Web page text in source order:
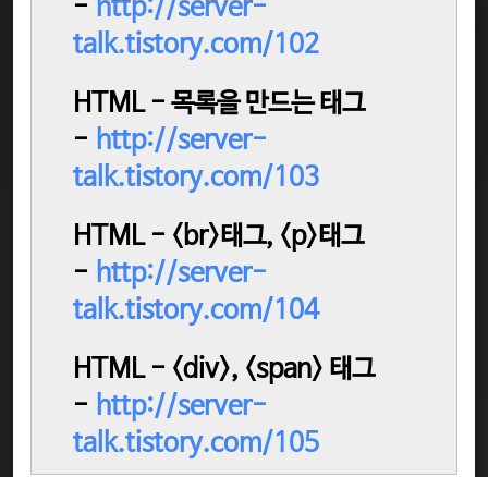
- http://server-
talk.tistory.com/102
HTML - 목록을 만드는 태그
- http://server-
talk.tistory.com/103
HTML - <br>태그, <p>태그
- http://server-
talk.tistory.com/104
HTML - <div>, <span> 태그
- http://server-
talk.tistory.com/105